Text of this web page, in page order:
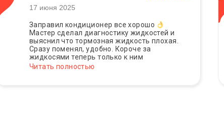
17 июня 2025
Заправил кондиционер все хорошо
Мастер сделал диагностику жидкостей и
выяснил что тормозная жидкость плохая.
Сразу поменял, удобно. Короче за
жидкосями теперь только к ним
Читать полностью